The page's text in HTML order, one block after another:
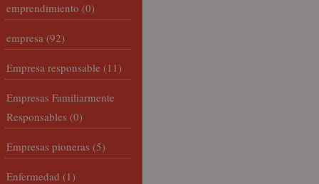
emprendimiento (0)
empresa (92)
Empresa responsable (11)
Empresas Familiarmente
Responsables (0)
Empresas pioneras (5)
Enfermedad (1)